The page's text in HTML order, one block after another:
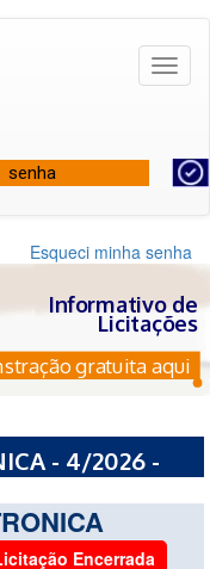
Esqueci minha senha
Informativo de
Licitações
gratuita aqui
- 4/2026 -
Encerrada